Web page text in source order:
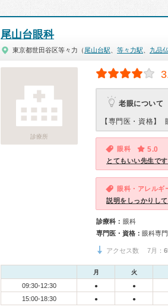
尾山台眼科
東京都世田谷区等々力（ 尾山台駅 等々力駅 九品
診療所
老眼について
【専門医・資格】
眼科 5.0
とてもいい先生です
眼科・アレルギ
説明をしっかりし
診療科： 眼科
専門医・資格： 眼科専
アクセス数 7月：
月 火
09:30-12:30 ● ●
15:00-18:30 ● ●